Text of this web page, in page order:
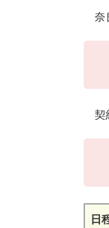
奈
契
日